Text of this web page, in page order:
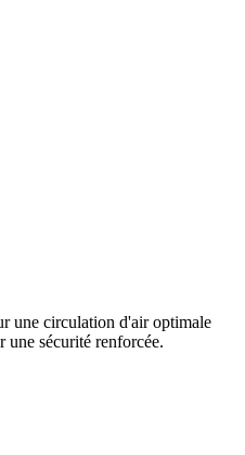
une circulation d'air optimale
sécurité renforcée.